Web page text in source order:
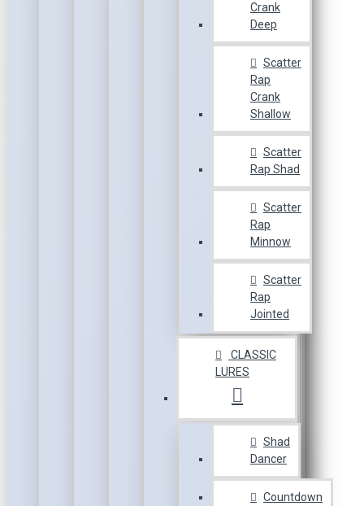
Crank
Deep
Scatter
Rap
Crank
Shallow
Scatter
Rap Shad
Scatter
Rap
Minnow
Scatter
Rap
Jointed
CLASSIC
LURES
Shad
Dancer
Countdown